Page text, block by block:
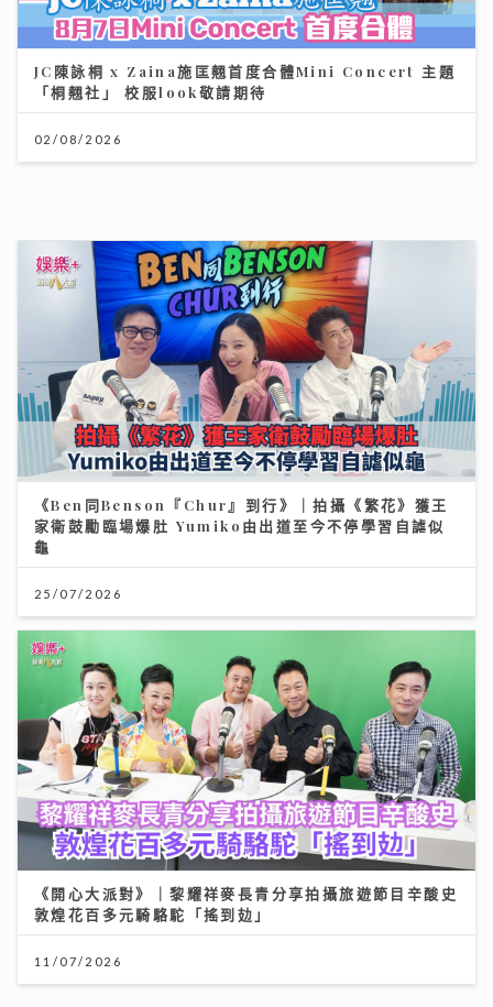
JC陳詠桐 x Zaina施匡翹首度合體Mini Concert 主題
「桐翹社」 校服look敬請期待
02/08/2026
《Ben同Benson『Chur』到行》｜拍攝《繁花》獲王
家衛鼓勵臨場爆肚 Yumiko由出道至今不停學習自謔似
龜
25/07/2026
《開心大派對》｜黎耀祥麥長青分享拍攝旅遊節目辛酸史
敦煌花百多元騎駱駝「搖到攰」
11/07/2026